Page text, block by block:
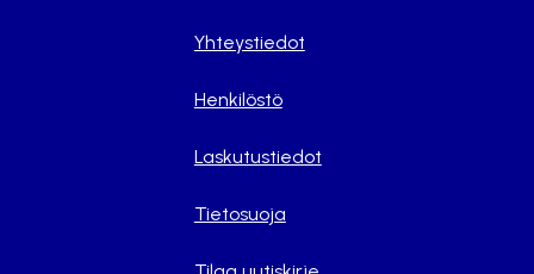
Yhteystiedot
Henkilöstö
Laskutustiedot
Tietosuoja